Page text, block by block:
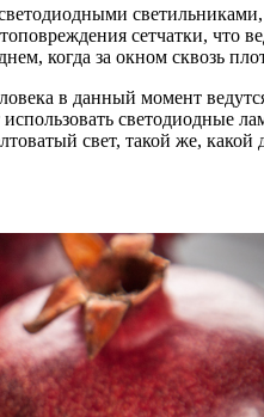
сетчатки, что
когда за окном сквозь
в данный момент
свет, такой же,